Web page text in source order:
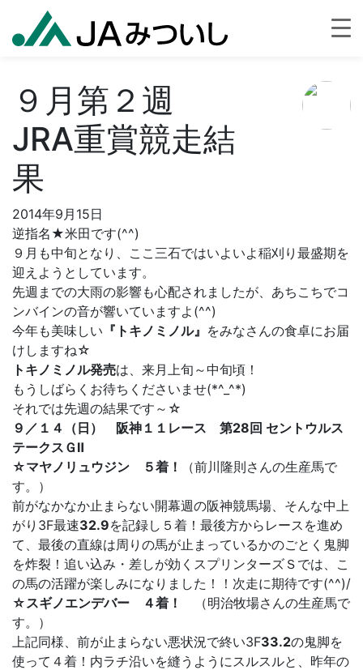
９月第２週
JRA重賞競走結
果
2014年9月15日
逆指名★米田です(^^)
９月も中旬となり、ここ三石ではいよいよ稲刈り最盛期を
迎えようとしています。
先週までの大雨の影響も心配されましたが、あちこちでコ
ンバインの音が響いていますよ(^^)
今年も美味しい 『トキノミノル』 をみなさんの食卓にお届
けしますね☆
トキノミノル発売は、来月上旬～中旬頃！
もうしばらくお待ちくださいませ(*^_^*)
それでは先週の結果です～☆
９／１４（日） 阪神１１レース 第28回 セントウルス
テークスＧⅡ
☆マヤノリュウジン ５着！
（前川隆則さんの生産馬で
す。）
前がなかなか止まらない開幕週の阪神競馬場、そんな中上
がり3F最速32.9を記録し５着！最後方からレースを進め
て、最後の直線は周りの馬が止まっているかのごとく鬼脚
を炸裂！追い込み・差しが効くスプリンターズＳでは、こ
の馬の活躍が楽しみになりました！！次走に期待です(^^)/
☆スギノエンデバー ４着！
（明治牧場さんの生産馬で
す。）
上記同様、前が止まらない悪状況で終い3F33.2の鬼脚を
使って４着！内ラチ沿いを縫うようにスルスルと、昨年の